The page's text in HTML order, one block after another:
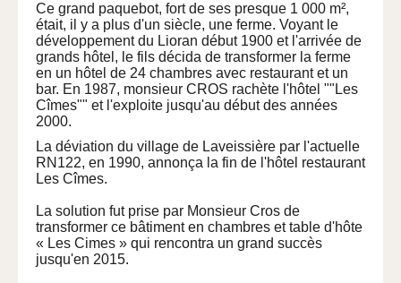
Ce grand paquebot, fort de ses presque 1 000 m²,
était, il y a plus d'un siècle, une ferme. Voyant le
développement du Lioran début 1900 et l'arrivée de
grands hôtel, le fils décida de transformer la ferme
en un hôtel de 24 chambres avec restaurant et un
bar. En 1987, monsieur CROS rachète l'hôtel ""Les
Cîmes"" et l'exploite jusqu'au début des années
2000.
La déviation du village de Laveissière par l'actuelle
RN122, en 1990, annonça la fin de l'hôtel restaurant
Les Cîmes.
La solution fut prise par Monsieur Cros de
transformer ce bâtiment en chambres et table d'hôte
« Les Cimes » qui rencontra un grand succès
jusqu'en 2015.